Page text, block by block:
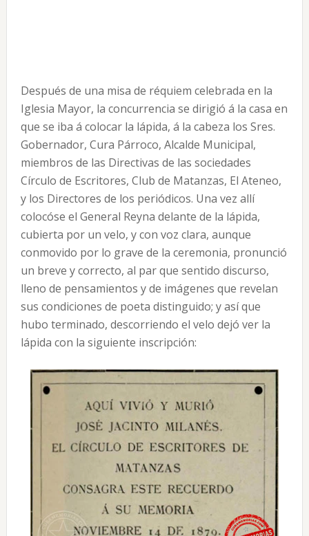
Después de una misa de réquiem celebrada en la
Iglesia Mayor, la concurrencia se dirigió á la casa en
que se iba á colocar la lápida, á la cabeza los Sres.
Gobernador, Cura Párroco, Alcalde Municipal,
miembros de las Directivas de las sociedades
Círculo de Escritores, Club de Matanzas, El Ateneo,
y los Directores de los periódicos. Una vez allí
colocóse el General Reyna delante de la lápida,
cubierta por un velo, y con voz clara, aunque
conmovido por lo grave de la ceremonia, pronunció
un breve y correcto, al par que sentido discurso,
lleno de pensamientos y de imágenes que revelan
sus condiciones de poeta distinguido; y así que
hubo terminado, descorriendo el velo dejó ver la
lápida con la siguiente inscripción: